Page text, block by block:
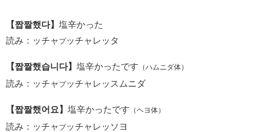
【짭짤했다】 塩辛かった
読み：ッチャ プッチャレッタ
【짭짤했습니다】 塩辛かったです （ハムニダ体）
読み：ッチャ プッチャレッスムニダ
【짭짤했어요】 塩辛かったです （ヘヨ体）
読み：ッチャ プッチャレッソヨ